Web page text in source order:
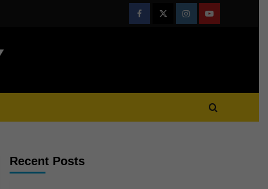
FacebookTwitterInstagramYoutube
Recent Posts